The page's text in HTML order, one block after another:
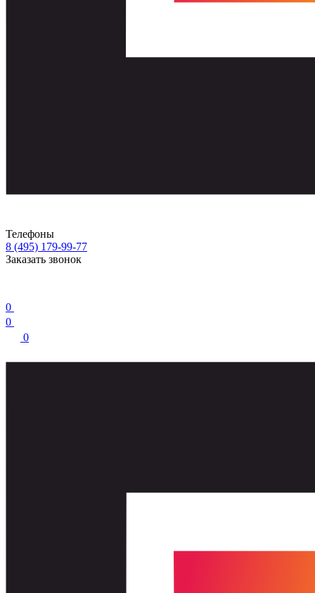
Телефоны
8 (495) 179-99-77
Заказать звонок
0
0
0